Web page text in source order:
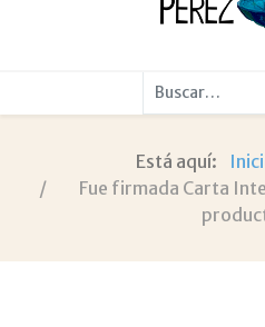
Buscar
Está aquí:
Fue firmada Carta